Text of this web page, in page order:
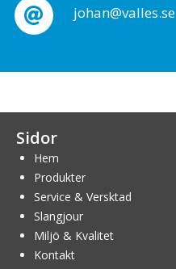
johan@valles.se
Sidor
Hem
Produkter
Service & Versktad
Slangjour
Miljö & Kvalitet
Kontakt